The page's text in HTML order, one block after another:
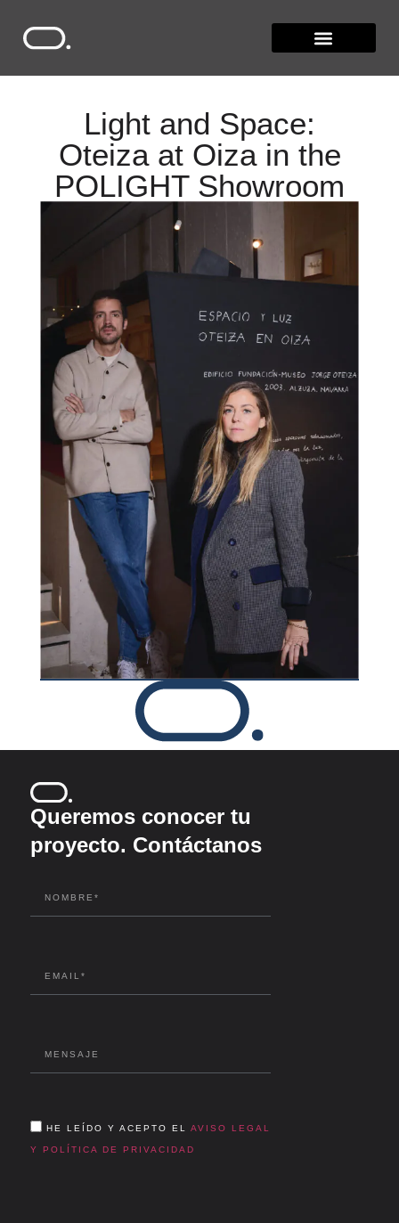
Light and Space:
Oteiza at Oiza in the
POLIGHT Showroom
Queremos conocer tu
proyecto. Contáctanos
HE LEÍDO Y ACEPTO EL AVISO LEGAL
Y POLÍTICA DE PRIVACIDAD